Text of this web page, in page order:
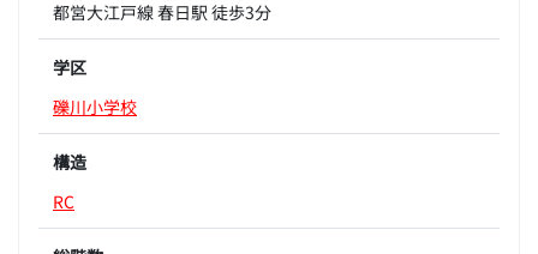
都営大江戸線 春日駅 徒歩3分
学区
礫川小学校
構造
RC